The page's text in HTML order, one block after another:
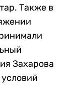
Также в
Захарова
условий